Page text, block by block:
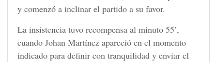
y comenzó a inclinar el partido a su favor.
La insistencia tuvo recompensa al minuto 55’,
cuando Johan Martínez apareció en el momento
indicado para definir con tranquilidad y enviar el